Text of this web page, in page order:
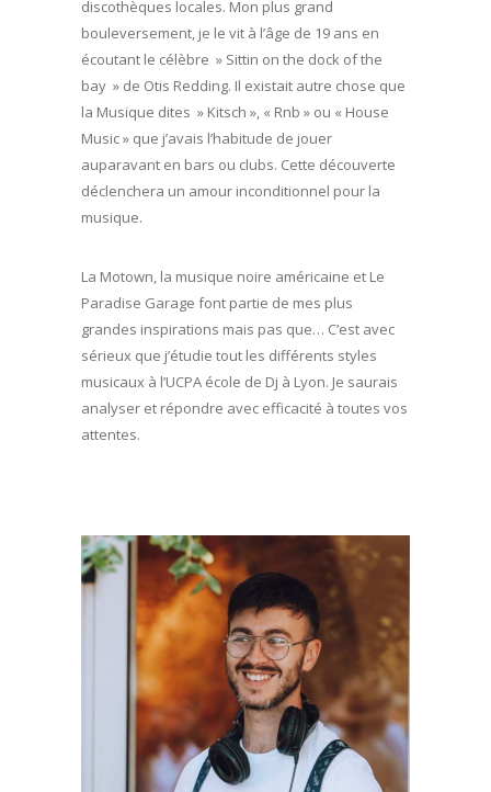
discothèques locales. Mon plus grand
bouleversement, je le vit à l’âge de 19 ans en
écoutant le célèbre » Sittin on the dock of the
bay » de Otis Redding. Il existait autre chose que
la Musique dites » Kitsch », « Rnb » ou « House
Music » que j’avais l’habitude de jouer
auparavant en bars ou clubs. Cette découverte
déclenchera un amour inconditionnel pour la
musique.
La Motown, la musique noire américaine et Le
Paradise Garage font partie de mes plus
grandes inspirations mais pas que… C’est avec
sérieux que j’étudie tout les différents styles
musicaux à l’UCPA école de Dj à Lyon. Je saurais
analyser et répondre avec efficacité à toutes vos
attentes.